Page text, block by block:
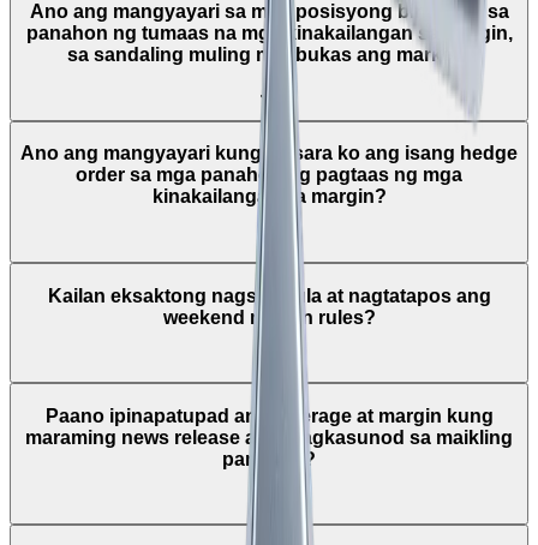
Ano ang mangyayari sa mga posisyong binuksan sa
panahon ng tumaas na mga kinakailangan sa margin,
sa sandaling muling magbukas ang market?
Ano ang mangyayari kung isasara ko ang isang hedge
order sa mga panahon ng pagtaas ng mga
kinakailangan sa margin?
Kailan eksaktong nagsisimula at nagtatapos ang
weekend margin rules?
Paano ipinapatupad ang leverage at margin kung
maraming news release ang magkasunod sa maikling
panahon?